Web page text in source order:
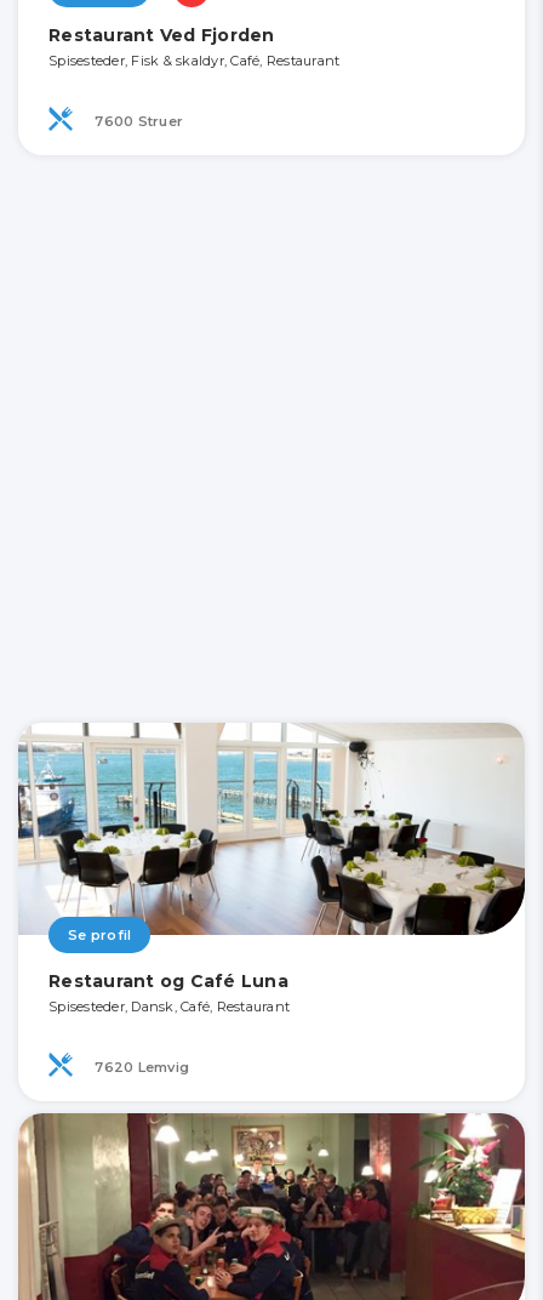
Restaurant Ved Fjorden
Spisesteder, Fisk & skaldyr, Café, Restaurant
7600 Struer
Se profil
Restaurant og Café Luna
Spisesteder, Dansk, Café, Restaurant
7620 Lemvig